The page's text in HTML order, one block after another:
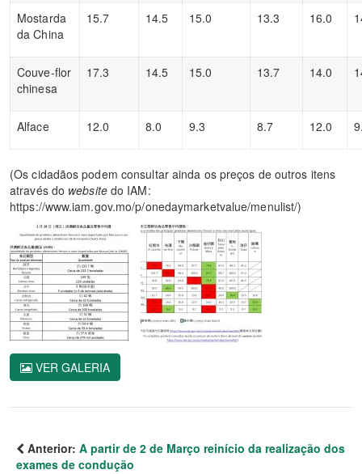
Mostarda
da China
15.7 14.5 15.0 13.3 16.0
Couve-flor
chinesa
17.3 14.5 15.0 13.7 14.0
Alface 12.0 8.0 9.3 8.7 12.0
(Os cidadãos podem consultar ainda os preços de outros itens
através do websitedo IAM:
https://www.iam.gov.mo/p/onedaymarketvalue/menulist/)
VER GALERIA
Anterior: A partir de 2 de Março reinício da realização dos
exames de condução